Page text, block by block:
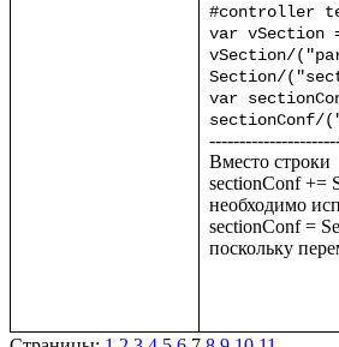
#controller
var vSection
vSection/
Section/
var
Вместо строки
sectionConf +=
необходимо
sectionConf =
поскольку